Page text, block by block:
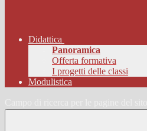
Didattica
Panoramica
Offerta formativa
I progetti delle classi
Modulistica